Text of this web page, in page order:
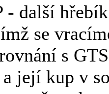
- další
se
s
její kup v